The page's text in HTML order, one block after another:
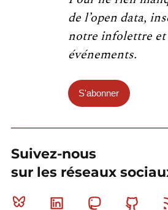
de l’open data,
notre infolettre et
événements.
S'abonner
Suivez-nous
sur les réseaux
Bluesky Linkedin Mastodon